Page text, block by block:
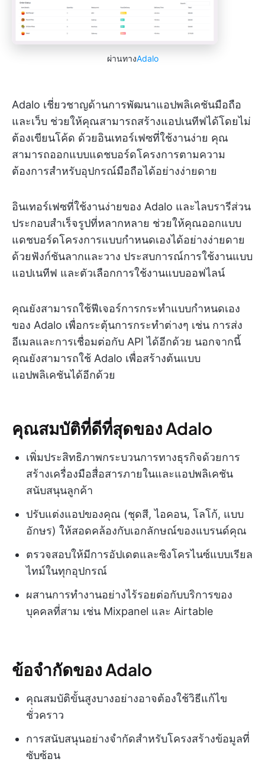
ผ่านทางAdalo
Adalo เชี่ยวชาญด้านการพัฒนาแอปพลิเคชันมือถือ
และเว็บ ช่วยให้คุณสามารถสร้างแอปเนทีฟได้โดยไม่
ต้องเขียนโค้ด ด้วยอินเทอร์เฟซที่ใช้งานง่าย คุณ
สามารถออกแบบแดชบอร์ดโครงการตามความ
ต้องการสำหรับอุปกรณ์มือถือได้อย่างง่ายดาย
อินเทอร์เฟซที่ใช้งานง่ายของ Adalo และไลบรารีส่วน
ประกอบสำเร็จรูปที่หลากหลาย ช่วยให้คุณออกแบบ
แดชบอร์ดโครงการแบบกำหนดเองได้อย่างง่ายดาย
ด้วยฟังก์ชันลากและวาง ประสบการณ์การใช้งานแบบ
แอปเนทีฟ และตัวเลือกการใช้งานแบบออฟไลน์
คุณยังสามารถใช้ฟีเจอร์การกระทำแบบกำหนดเอง
ของ Adalo เพื่อกระตุ้นการกระทำต่างๆ เช่น การส่ง
อีเมลและการเชื่อมต่อกับ API ได้อีกด้วย นอกจากนี้
คุณยังสามารถใช้ Adalo เพื่อสร้างต้นแบบ
แอปพลิเคชันได้อีกด้วย
คุณสมบัติที่ดีที่สุดของ Adalo
เพิ่มประสิทธิภาพกระบวนการทางธุรกิจด้วยการ
สร้างเครื่องมือสื่อสารภายในและแอปพลิเคชัน
สนับสนุนลูกค้า
ปรับแต่งแอปของคุณ (ชุดสี, ไอคอน, โลโก้, แบบ
อักษร) ให้สอดคล้องกับเอกลักษณ์ของแบรนด์คุณ
ตรวจสอบให้มีการอัปเดตและซิงโครไนซ์แบบเรียล
ไทม์ในทุกอุปกรณ์
ผสานการทำงานอย่างไร้รอยต่อกับบริการของ
บุคคลที่สาม เช่น Mixpanel และ Airtable
ข้อจำกัดของ Adalo
คุณสมบัติขั้นสูงบางอย่างอาจต้องใช้วิธีแก้ไข
ชั่วคราว
การสนับสนุนอย่างจำกัดสำหรับโครงสร้างข้อมูลที่
ซับซ้อน